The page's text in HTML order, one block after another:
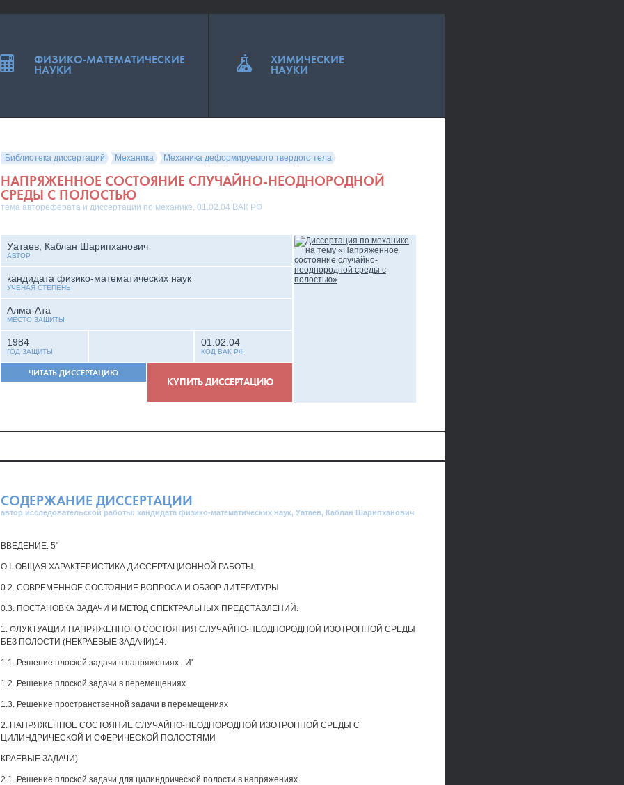
Библиотека диссертаций Механика Механика деформируемого твердого тела
НАПРЯЖЕННОЕ СОСТОЯНИЕ СЛУЧАЙНО-НЕОДНОРОДНОЙ
СРЕДЫ С ПОЛОСТЬЮ
тема автореферата и диссертации по механике, 01.02.04 ВАК РФ
Уатаев, Каблан Шарипханович
АВТОР
кандидата физико-математических наук
УЧЕНАЯ СТЕПЕНЬ
Алма-Ата
МЕСТО ЗАЩИТЫ
1984
ГОД ЗАЩИТЫ
01.02.04
КОД ВАК РФ
ЧИТАТЬ ДИССЕРТАЦИЮ
КУПИТЬ ДИССЕРТАЦИЮ
СОДЕРЖАНИЕ ДИССЕРТАЦИИ
автор исследовательской работы: кандидата физико-математических наук, Уатаев, Каблан Шарипханович
ВВЕДЕНИЕ. 5"
O.I. ОБЩАЯ ХАРАКТЕРИСТИКА ДИССЕРТАЦИОННОЙ РАБОТЫ.
0.2. СОВРЕМЕННОЕ СОСТОЯНИЕ ВОПРОСА И ОБЗОР ЛИТЕРАТУРЫ
0.3. ПОСТАНОВКА ЗАДАЧИ И МЕТОД СПЕКТРАЛЬНЫХ ПРЕДСТАВЛЕНИЙ.
1. ФЛУКТУАЦИИ НАПРЯЖЕННОГО СОСТОЯНИЯ СЛУЧАЙНО-НЕОДНОРОДНОЙ ИЗОТРОПНОЙ СРЕДЫ
БЕЗ ПОЛОСТИ (НЕКРАЕВЫЕ ЗАДАЧИ)14:
1.1. Решение плоской задачи в напряжениях . И'
1.2. Решение плоской задачи в перемещениях
1.3. Решение пространственной задачи в перемещениях
2. НАПРЯЖЕННОЕ СОСТОЯНИЕ СЛУЧАЙНО-НЕОДНОРОДНОЙ ИЗОТРОПНОЙ СРЕДЫ С
ЦИЛИНДРИЧЕСКОЙ И СФЕРИЧЕСКОЙ ПОЛОСТЯМИ
КРАЕВЫЕ ЗАДАЧИ)
2.1. Решение плоской задачи для цилиндрической полости в напряжениях
ФИЗИКО-МАТЕМАТИЧЕСКИЕ
НАУКИ
ХИМИЧЕСКИЕ
НАУКИ